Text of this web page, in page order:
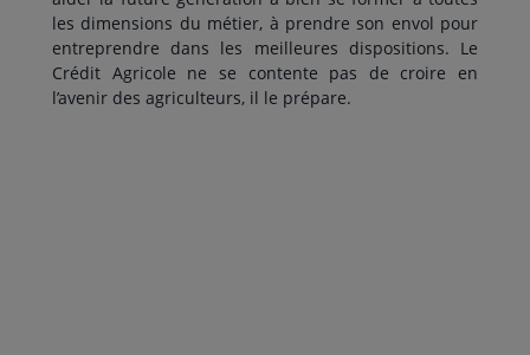
les dimensions du métier, à prendre son envol pour
entreprendre dans les meilleures dispositions. Le
Crédit Agricole ne se contente pas de croire en
l’avenir des agriculteurs, il le prépare.